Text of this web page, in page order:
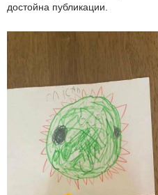
достойна публикации.